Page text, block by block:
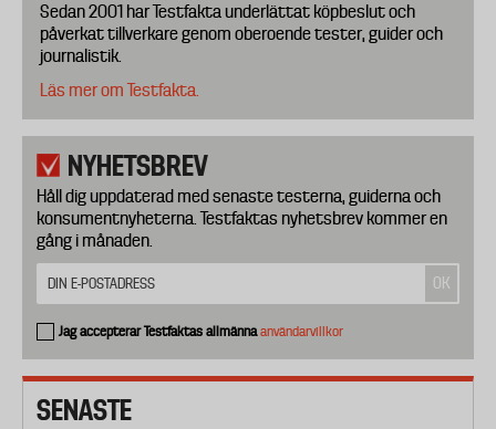
Sedan 2001 har Testfakta underlättat köpbeslut och
påverkat tillverkare genom oberoende tester, guider och
journalistik.
Läs mer om Testfakta.
NYHETSBREV
Håll dig uppdaterad med senaste testerna, guiderna och
konsumentnyheterna. Testfaktas nyhetsbrev kommer en
gång i månaden.
Jag accepterar Testfaktas allmännaanvändarvillkor
SENASTE